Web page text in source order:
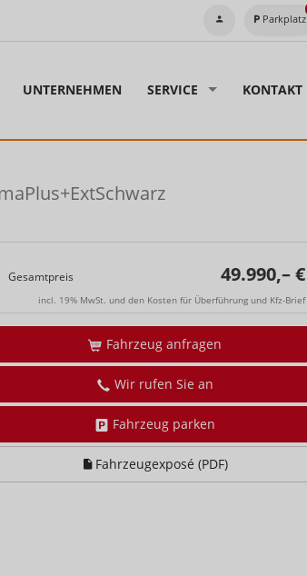
Parkplatz
UNTERNEHMEN SERVICE KONTAKT
Gesamtpreis 49.990,– €
incl. 19% MwSt. und den Kosten für Überführung und Kfz-Brief
Fahrzeug anfragen
Wir rufen Sie an
Fahrzeug parken
Fahrzeugexposé (PDF)